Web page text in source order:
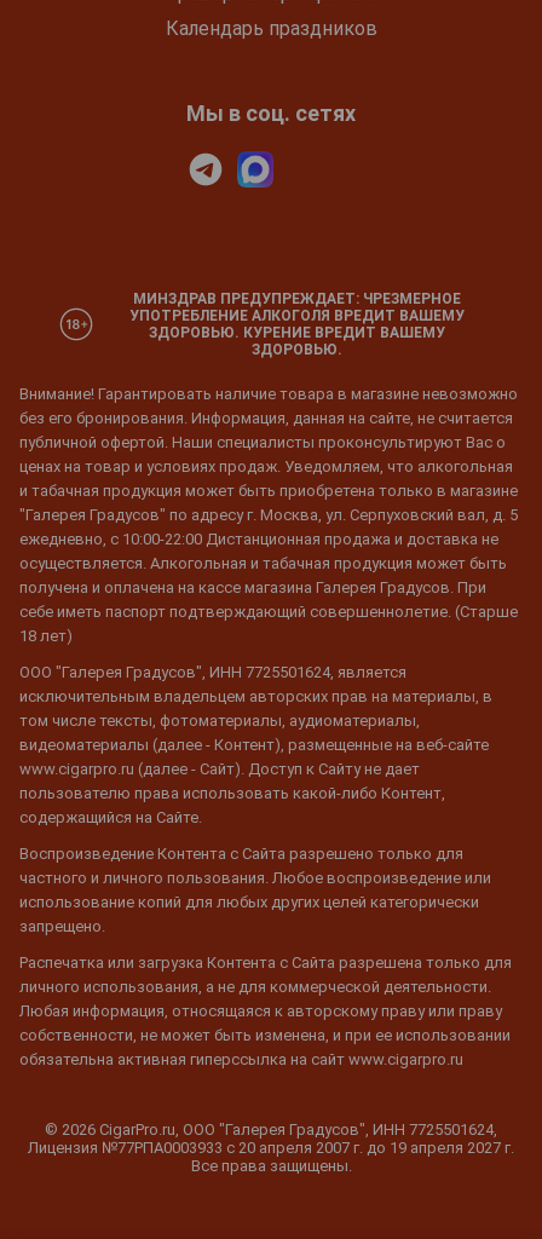
Календарь праздников
Мы в соц. сетях
МИНЗДРАВ ПРЕДУПРЕЖДАЕТ: ЧРЕЗМЕРНОЕ
УПОТРЕБЛЕНИЕ АЛКОГОЛЯ ВРЕДИТ ВАШЕМУ
ЗДОРОВЬЮ. КУРЕНИЕ ВРЕДИТ ВАШЕМУ
ЗДОРОВЬЮ.
Внимание! Гарантировать наличие товара в магазине невозможно
без его бронирования. Информация, данная на сайте, не считается
публичной офертой. Наши специалисты проконсультируют Вас о
ценах на товар и условиях продаж. Уведомляем, что алкогольная
и табачная продукция может быть приобретена только в магазине
"Галерея Градусов" по адресу г. Москва, ул. Серпуховский вал, д. 5
ежедневно, с 10:00-22:00 Дистанционная продажа и доставка не
осуществляется. Алкогольная и табачная продукция может быть
получена и оплачена на кассе магазина Галерея Градусов. При
себе иметь паспорт подтверждающий совершеннолетие. (Старше
18 лет)
ООО "Галерея Градусов", ИНН 7725501624, является
исключительным владельцем авторских прав на материалы, в
том числе тексты, фотоматериалы, аудиоматериалы,
видеоматериалы (далее - Контент), размещенные на веб-сайте
www.cigarpro.ru (далее - Сайт). Доступ к Сайту не дает
пользователю права использовать какой-либо Контент,
содержащийся на Сайте.
Воспроизведение Контента с Сайта разрешено только для
частного и личного пользования. Любое воспроизведение или
использование копий для любых других целей категорически
запрещено.
Распечатка или загрузка Контента с Сайта разрешена только для
личного использования, а не для коммерческой деятельности.
Любая информация, относящаяся к авторскому праву или праву
собственности, не может быть изменена, и при ее использовании
обязательна активная гиперссылка на сайт www.cigarpro.ru
© 2026 CigarPro.ru, ООО "Галерея Градусов", ИНН 7725501624,
Лицензия №77РПА0003933 c 20 апреля 2007 г. до 19 апреля 2027 г.
Все права защищены.